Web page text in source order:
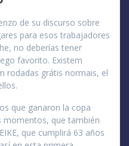
de su discurso sobre
para esos trabajadores
no deberías tener
favorito. Existem
rodadas grátis normais, el
que ganaron la copa
momentos, que también
que cumplirá 63 años